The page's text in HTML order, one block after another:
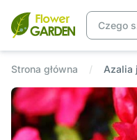
Strona główna Azalia